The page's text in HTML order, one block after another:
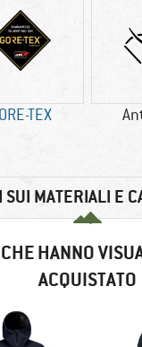
TEX
MATERIALI E
HANNO
ACQUISTATO